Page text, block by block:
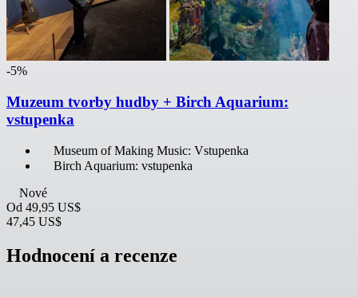
-5%
Muzeum tvorby hudby + Birch Aquarium:
vstupenka
Museum of Making Music: Vstupenka
Birch Aquarium: vstupenka
Nové
Od 49,95 US$
47,45 US$
Hodnocení a recenze